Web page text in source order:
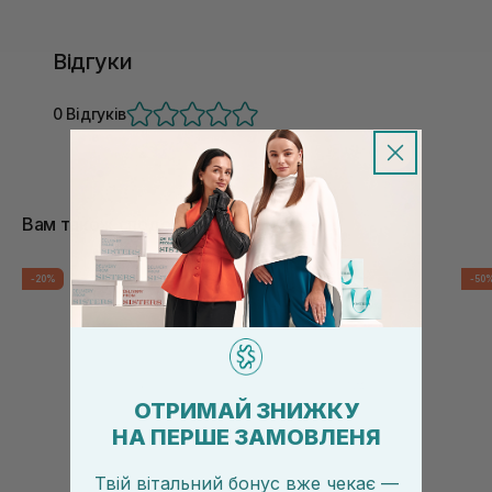
Відгуки
0 Відгуків
Вам також сподобається
-20% -20% -
ОТРИМАЙ ЗНИЖКУ
НА ПЕРШЕ ЗАМОВЛЕНЯ
Твій вітальний бонус вже чекає —